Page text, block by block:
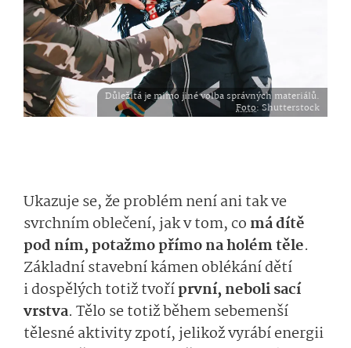
Důležitá je mimo jiné volba správných materiálů.
Foto: Shutterstock
Ukazuje se, že problém není ani tak ve
svrchním oblečení, jak v tom, co má dítě
pod ním, potažmo přímo na holém těle.
Základní stavební kámen oblékání dětí
i dospělých totiž tvoříprvní, neboli sací
vrstva. Tělo se totiž během sebemenší
tělesné aktivity zpotí, jelikož vyrábí energii